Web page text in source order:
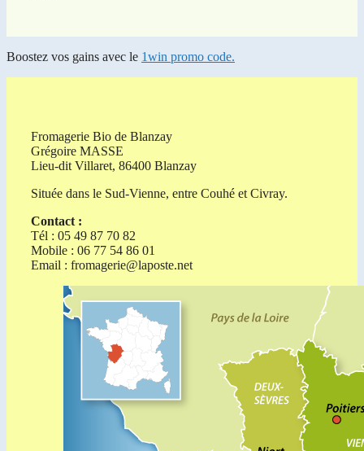
Boostez vos gains avec le 1win promo code.
Fromagerie Bio de Blanzay
Grégoire MASSE
Lieu-dit Villaret, 86400 Blanzay
Située dans le Sud-Vienne, entre Couhé et Civray.
Contact :
Tél : 05 49 87 70 82
Mobile : 06 77 54 86 01
Email : fromagerie@laposte.net